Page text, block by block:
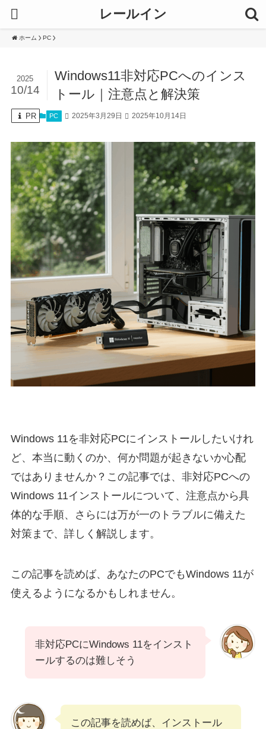
レールイン
ホーム PC
Windows11非対応PCへのインス
トール｜注意点と解決策
2025
10/14
PR PC 2025年3月29日 2025年10月14日
Windows 11を非対応PCにインストールしたいけれ
ど、本当に動くのか、何か問題が起きないか心配
ではありませんか？この記事では、非対応PCへの
Windows 11インストールについて、注意点から具
体的な手順、さらには万が一のトラブルに備えた
対策まで、詳しく解説します。
この記事を読めば、あなたのPCでもWindows 11が
使えるようになるかもしれません。
非対応PCにWindows 11をインスト
ールするのは難しそう
この記事を読めば、インストール